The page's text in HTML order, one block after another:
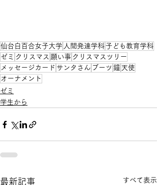
仙台白百合女子大学 人間発達学科子ども教育学科
ゼミ クリスマス 願い事 クリスマスツリー
メッセージカード サンタさん ブーツ 鐘 天使
オーナメント
ゼミ
学生から
最新記事 すべて表示